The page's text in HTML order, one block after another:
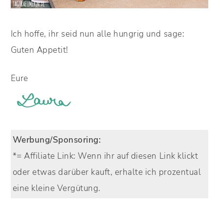
Ich hoffe, ihr seid nun alle hungrig und sage:
Guten Appetit!
Eure
Werbung/Sponsoring:
*= Affiliate Link:Wenn ihr auf diesen Link klickt
oder etwas darüber kauft, erhalte ich prozentual
eine kleine Vergütung.